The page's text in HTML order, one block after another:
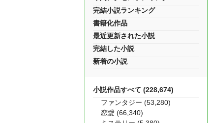
完結小説ランキング
書籍化作品
最近更新された小説
完結した小説
新着の小説
小説作品すべて (228,674)
ファンタジー (53,280)
恋愛 (66,340)